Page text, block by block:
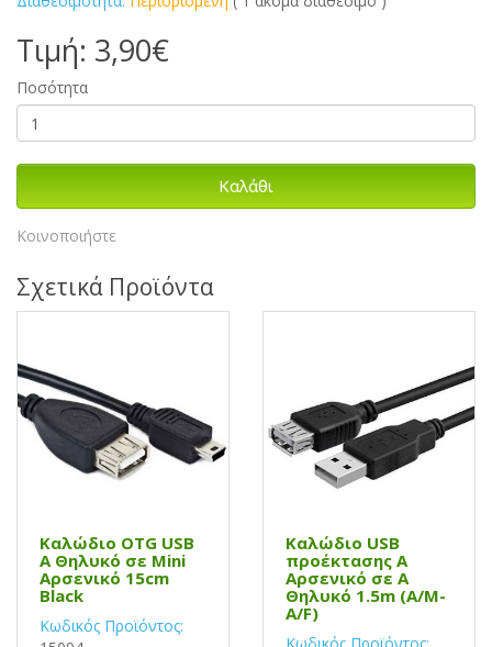
Τιμή: 3,90€
Ποσότητα
Καλάθι
Κοινοποιήστε
Σχετικά Προϊόντα
Καλώδιο OTG USB
Α Θηλυκό σε Mini
Αρσενικό 15cm
Black
Κωδικός Προϊόντος:
Καλώδιο USB
προέκτασης Α
Αρσενικό σε Α
Θηλυκό 1.5m (A/M-
A/F)